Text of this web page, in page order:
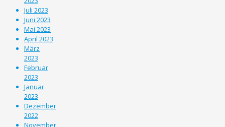
Juli 2023
Juni 2023
Mai 2023
April 2023
März
2023
Februar
2023
Januar
2023
Dezember
2022
November